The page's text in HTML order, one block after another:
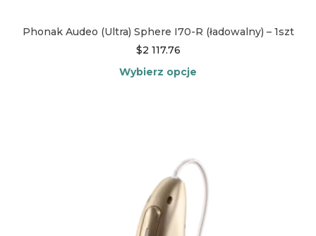
Phonak Audeo (Ultra) Sphere I70-R (ładowalny) – 1szt
$2 117.76
Wybierz opcje
Opcje
można
wybrać
na
stronie
produktu